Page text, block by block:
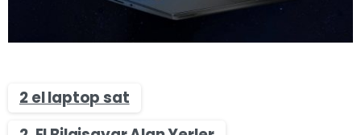
2 el laptop sat